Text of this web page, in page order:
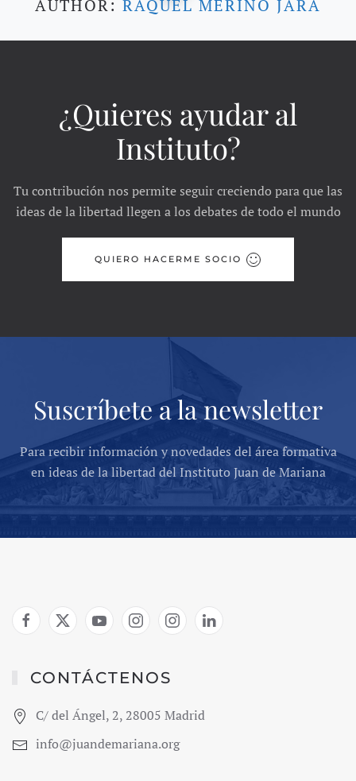
AUTHOR: RAQUEL MERINO JARA
¿Quieres ayudar al
Instituto?
Tu contribución nos permite seguir creciendo para que las
ideas de la libertad llegen a los debates de todo el mundo
QUIERO HACERME SOCIO
Suscríbete a la newsletter
Para recibir información y novedades del área formativa
en ideas de la libertad del Instituto Juan de Mariana
CONTÁCTENOS
C/ del Ángel, 2, 28005 Madrid
info@juandemariana.org